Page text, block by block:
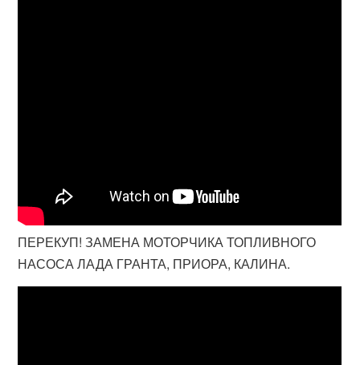
ПЕРЕКУП! ЗАМЕНА МОТОРЧИКА ТОПЛИВНОГО
НАСОСА ЛАДА ГРАНТА, ПРИОРА, КАЛИНА.